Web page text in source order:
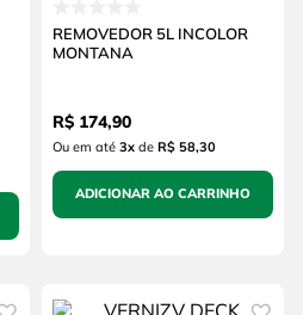
REMOVEDOR 5L INCOLOR
MONTANA
R$ 174,90
Ou em até 3xde R$ 58,30
ADICIONAR AO CARRINHO